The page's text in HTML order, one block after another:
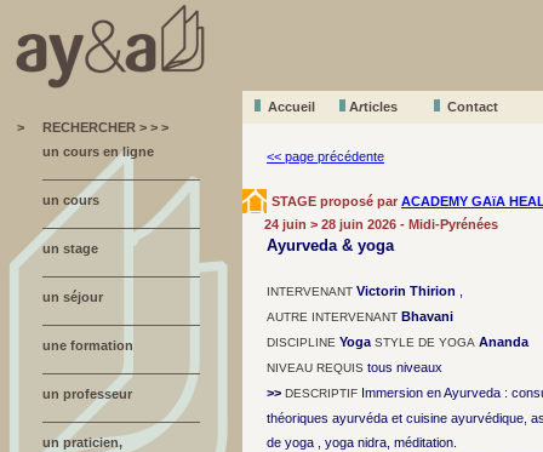
Accueil Articles
Contact
>
RECHERCHER > > >
un cours en ligne
un cours
un stage
un séjour
une formation
un professeur
un praticien,
<< page précédente
STAGE proposé par ACADEMY GAïA
24 juin > 28 juin 2026 - Midi-Pyrénées
Ayurveda & yoga
INTERVENANT Victorin Thirion
AUTRE INTERVENANT Bhavani
DISCIPLINE Yoga STYLE DE YOGA Ananda
NIVEAU REQUIS tous niveaux
>> DESCRIPTIF Immersion en Ayurveda :
théoriques ayurvéda et cuisine ayurvédique,
de yoga , yoga nidra, méditation.